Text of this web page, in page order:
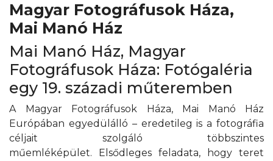
Magyar Fotográfusok Háza,
Mai Manó Ház
Mai Manó Ház, Magyar
Fotográfusok Háza: Fotógaléria
egy 19. századi műteremben
A Magyar Fotográfusok Háza, Mai Manó Ház
Európában egyedülálló – eredetileg is a fotográfia
céljait szolgáló többszintes
műemléképület. Elsődleges feladata, hogy teret